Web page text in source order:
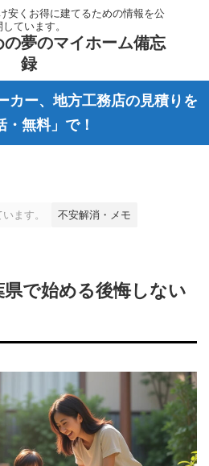
安くお得に建てるための情報を公
しています。
夢のマイホーム備忘
録
カー、地方工務店の見積りを
・無料」で！
ます。 不安解消・メモ
で始める後悔しない